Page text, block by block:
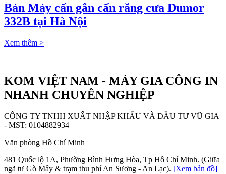
Bán Máy cấn gân cấn răng cưa Dumor
332B tại Hà Nội
Xem thêm >
KOM VIỆT NAM - MÁY GIA CÔNG IN
NHANH CHUYÊN NGHIỆP
CÔNG TY TNHH XUẤT NHẬP KHẨU VÀ ĐẦU TƯ VŨ GIA
- MST: 0104882934
Văn phòng Hồ Chí Minh
481 Quốc lộ 1A, Phường Bình Hưng Hòa, Tp Hồ Chí Minh. (Giữa
ngã tư Gò Mây & trạm thu phí An Sương - An Lạc). [Xem bản đồ]